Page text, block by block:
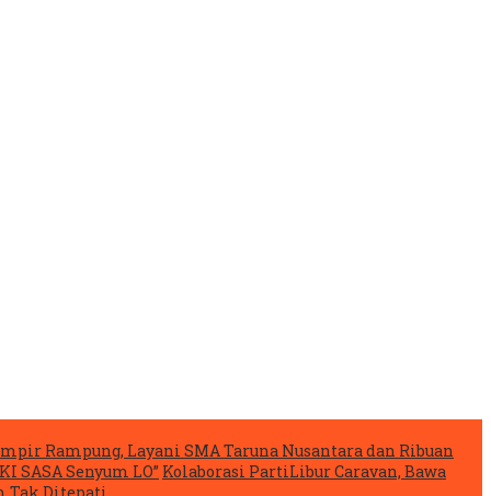
Rampung, Layani SMA Taruna Nusantara dan Ribuan
SASA Senyum LO” Kolaborasi PartiLibur Caravan, Bawa